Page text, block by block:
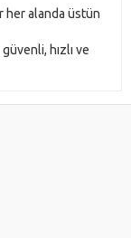
her alanda üstün
güvenli, hızlı ve